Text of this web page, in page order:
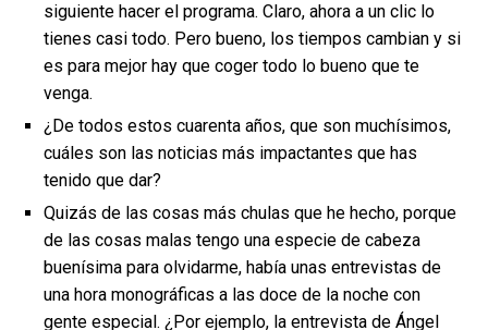
siguiente hacer el programa. Claro, ahora a un clic lo
tienes casi todo. Pero bueno, los tiempos cambian y si
es para mejor hay que coger todo lo bueno que te
venga.
¿De todos estos cuarenta años, que son muchísimos,
cuáles son las noticias más impactantes que has
tenido que dar?
Quizás de las cosas más chulas que he hecho, porque
de las cosas malas tengo una especie de cabeza
buenísima para olvidarme, había unas entrevistas de
una hora monográficas a las doce de la noche con
gente especial. ¿Por ejemplo, la entrevista de Ángel